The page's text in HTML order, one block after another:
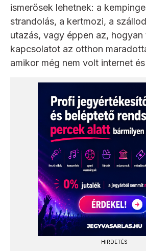
ismerősek lehetnek: a
strandolás, a kertmozi, a
utazás, vagy éppen az,
kapcsolatot az otthon
amikor még nem volt internet
HIRDETÉS